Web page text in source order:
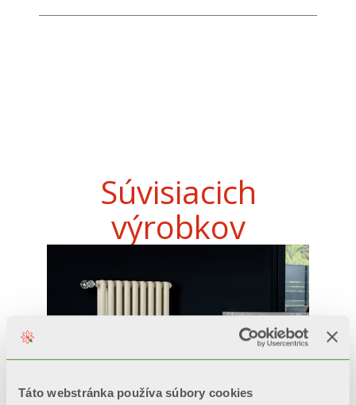
Táto webstránka používa súbory cookies
Súvisiacich
výrobkov